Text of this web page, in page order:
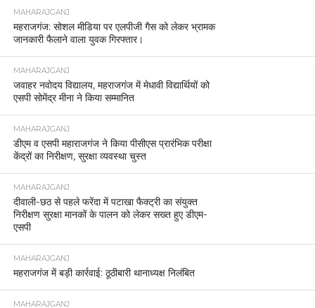
MAHARAJGANJ
महराजगंज: सोशल मीडिया पर एलपीजी गैस को लेकर भ्रामक
जानकारी फैलाने वाला युवक गिरफ्तार।
MAHARAJGANJ
जवाहर नवोदय विद्यालय, महराजगंज में मेधावी विद्यार्थियों को
एसपी सोमेंद्र मीना ने किया सम्मानित
MAHARAJGANJ
डीएम व एसपी महाराजगंज ने किया पीसीएस प्रारंभिक परीक्षा
केंद्रों का निरीक्षण, सुरक्षा व्यवस्था चुस्त
MAHARAJGANJ
दीवाली-छठ से पहले फरेंदा में पटाखा फैक्ट्री का संयुक्त
निरीक्षण सुरक्षा मानकों के पालन को लेकर सख्त हुए डीएम-
एसपी
MAHARAJGANJ
महराजगंज में बड़ी कार्रवाई: ठूठीबारी थानाध्यक्ष निलंबित
MAHARAJGANJ